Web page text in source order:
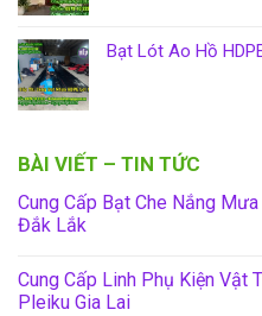
Bạt Lót Ao Hồ
BÀI VIẾT – TIN TỨC
Cung Cấp Bạt Che Nắng
Đắk Lắk
Cung Cấp Linh Phụ Kiện Vật
Pleiku Gia Lai